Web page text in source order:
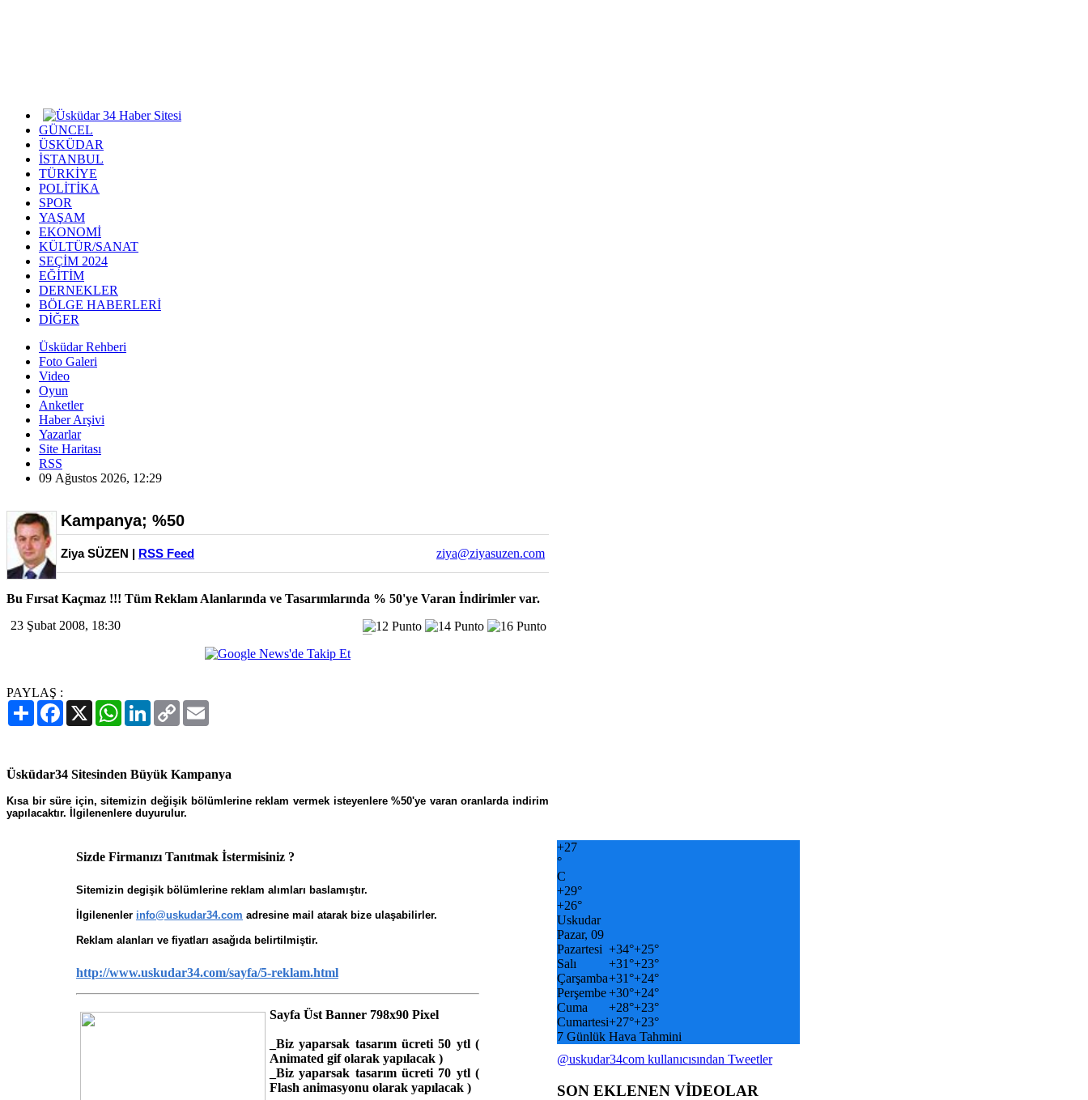
GÜNCEL
ÜSKÜDAR
İSTANBUL
TÜRKİYE
POLİTİKA
SPOR
YAŞAM
EKONOMİ
KÜLTÜR/SANAT
SEÇİM 2024
EĞİTİM
DERNEKLER
BÖLGE HABERLERİ
DİĞER
Üsküdar Rehberi
Foto Galeri
Video
Oyun
Anketler
Haber Arşivi
Yazarlar
Site Haritası
RSS
09 Ağustos 2026, 12:29
Kampanya; %50
Ziya SÜZEN | RSS Feed ziya@ziyasuzen.com
Bu Fırsat Kaçmaz !!! Tüm Reklam Alanlarında ve Tasarımlarında % 50'ye Varan İndirimler var.
23 Şubat 2008, 18:30
PAYLAŞ :
PaylaşFacebook
X WhatsAppLinkedIn
Copy
Link
Üsküdar34 Sitesinden Büyük Kampanya
Kısa bir süre için, sitemizin değişik bölümlerine reklam vermek isteyenlere %50'ye varan oranlarda indirim
yapılacaktır. İlgilenenlere duyurulur.
Sizde Firmanızı Tanıtmak İstermisiniz ?
Sitemizin degişik bölümlerine reklam alımları baslamıştır.
İlgilenenler info@uskudar34.com adresine mail atarak bize ulaşabilirler.
Reklam alanları ve fiyatları asağıda belirtilmiştir.
http://www.uskudar34.com/sayfa/5-reklam.html
Sayfa Üst Banner 798x90 Pixel
_Biz yaparsak tasarım ücreti 50 ytl (
Animated gif olarak yapılacak )
_Biz yaparsak tasarım ücreti 70 ytl (
Flash animasyonu olarak yapılacak )
+27
°
C
+29°
+26°
Uskudar
Pazar, 09
Pazartesi +34°+25°
Salı
+31°+23°
Çarşamba+31°+24°
Perşembe+30°+24°
Cuma
+28°+23°
Cumartesi+27°+23°
7 Günlük Hava Tahmini
@uskudar34com kullanıcısından Tweetler
SON EKLENEN VİDEOLAR